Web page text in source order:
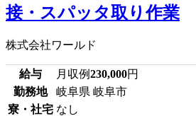
接・スパッタ取り作業
株式会社ワールド
給与 月収例230,000円
勤務地
岐阜県 岐阜市
寮・社宅 なし